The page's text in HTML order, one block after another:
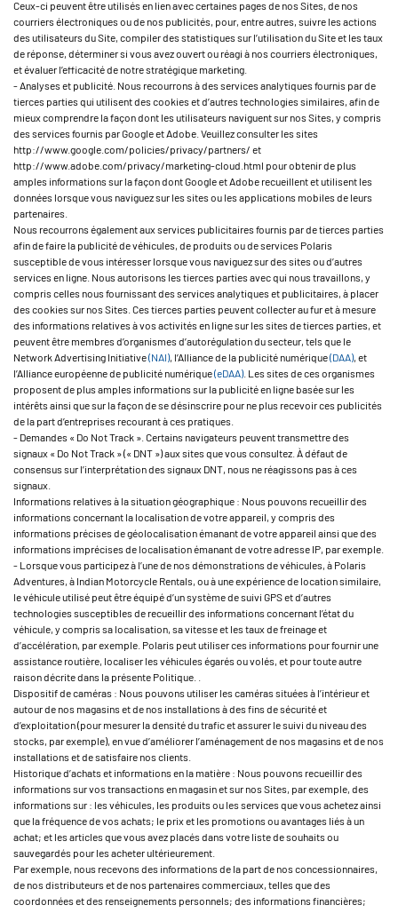
Ceux-ci peuvent être utilisés en lien avec certaines pages de nos Sites, de nos
courriers électroniques ou de nos publicités, pour, entre autres, suivre les actions
des utilisateurs du Site, compiler des statistiques sur l’utilisation du Site et les taux
de réponse, déterminer si vous avez ouvert ou réagi à nos courriers électroniques,
et évaluer l’efficacité de notre stratégique marketing.
- Analyses et publicité. Nous recourrons à des services analytiques fournis par de
tierces parties qui utilisent des cookies et d’autres technologies similaires, afin de
mieux comprendre la façon dont les utilisateurs naviguent sur nos Sites, y compris
des services fournis par Google et Adobe. Veuillez consulter les sites
http://www.google.com/policies/privacy/partners/ et
http://www.adobe.com/privacy/marketing-cloud.html pour obtenir de plus
amples informations sur la façon dont Google et Adobe recueillent et utilisent les
données lorsque vous naviguez sur les sites ou les applications mobiles de leurs
partenaires.
Nous recourrons également aux services publicitaires fournis par de tierces parties
afin de faire la publicité de véhicules, de produits ou de services Polaris
susceptible de vous intéresser lorsque vous naviguez sur des sites ou d’autres
services en ligne. Nous autorisons les tierces parties avec qui nous travaillons, y
compris celles nous fournissant des services analytiques et publicitaires, à placer
des cookies sur nos Sites. Ces tierces parties peuvent collecter au fur et à mesure
des informations relatives à vos activités en ligne sur les sites de tierces parties, et
peuvent être membres d’organismes d’autorégulation du secteur, tels que le
Network Advertising Initiative(NAI), l’Alliance de la publicité numérique(DAA), et
l’Alliance européenne de publicité numérique(eDAA). Les sites de ces organismes
proposent de plus amples informations sur la publicité en ligne basée sur les
intérêts ainsi que sur la façon de se désinscrire pour ne plus recevoir ces publicités
de la part d’entreprises recourant à ces pratiques.
- Demandes « Do Not Track ». Certains navigateurs peuvent transmettre des
signaux « Do Not Track » (« DNT ») aux sites que vous consultez. À défaut de
consensus sur l’interprétation des signaux DNT, nous ne réagissons pas à ces
signaux.
Informations relatives à la situation géographique : Nous pouvons recueillir des
informations concernant la localisation de votre appareil, y compris des
informations précises de géolocalisation émanant de votre appareil ainsi que des
informations imprécises de localisation émanant de votre adresse IP, par exemple.
- Lorsque vous participez à l’une de nos démonstrations de véhicules, à Polaris
Adventures, à Indian Motorcycle Rentals, ou à une expérience de location similaire,
le véhicule utilisé peut être équipé d’un système de suivi GPS et d’autres
technologies susceptibles de recueillir des informations concernant l’état du
véhicule, y compris sa localisation, sa vitesse et les taux de freinage et
d’accélération, par exemple. Polaris peut utiliser ces informations pour fournir une
assistance routière, localiser les véhicules égarés ou volés, et pour toute autre
raison décrite dans la présente Politique. .
Dispositif de caméras : Nous pouvons utiliser les caméras situées à l’intérieur et
autour de nos magasins et de nos installations à des fins de sécurité et
d’exploitation (pour mesurer la densité du trafic et assurer le suivi du niveau des
stocks, par exemple), en vue d’améliorer l’aménagement de nos magasins et de nos
installations et de satisfaire nos clients.
Historique d’achats et informations en la matière : Nous pouvons recueillir des
informations sur vos transactions en magasin et sur nos Sites, par exemple, des
informations sur : les véhicules, les produits ou les services que vous achetez ainsi
que la fréquence de vos achats; le prix et les promotions ou avantages liés à un
achat; et les articles que vous avez placés dans votre liste de souhaits ou
sauvegardés pour les acheter ultérieurement.
Par exemple, nous recevons des informations de la part de nos concessionnaires,
de nos distributeurs et de nos partenaires commerciaux, telles que des
coordonnées et des renseignements personnels; des informations financières;